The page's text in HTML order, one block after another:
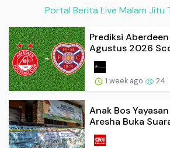
Portal Berita Live Malam Jitu
Prediksi
Agustus 2026
1 week ago 24
Anak Bos
Aresha Buka